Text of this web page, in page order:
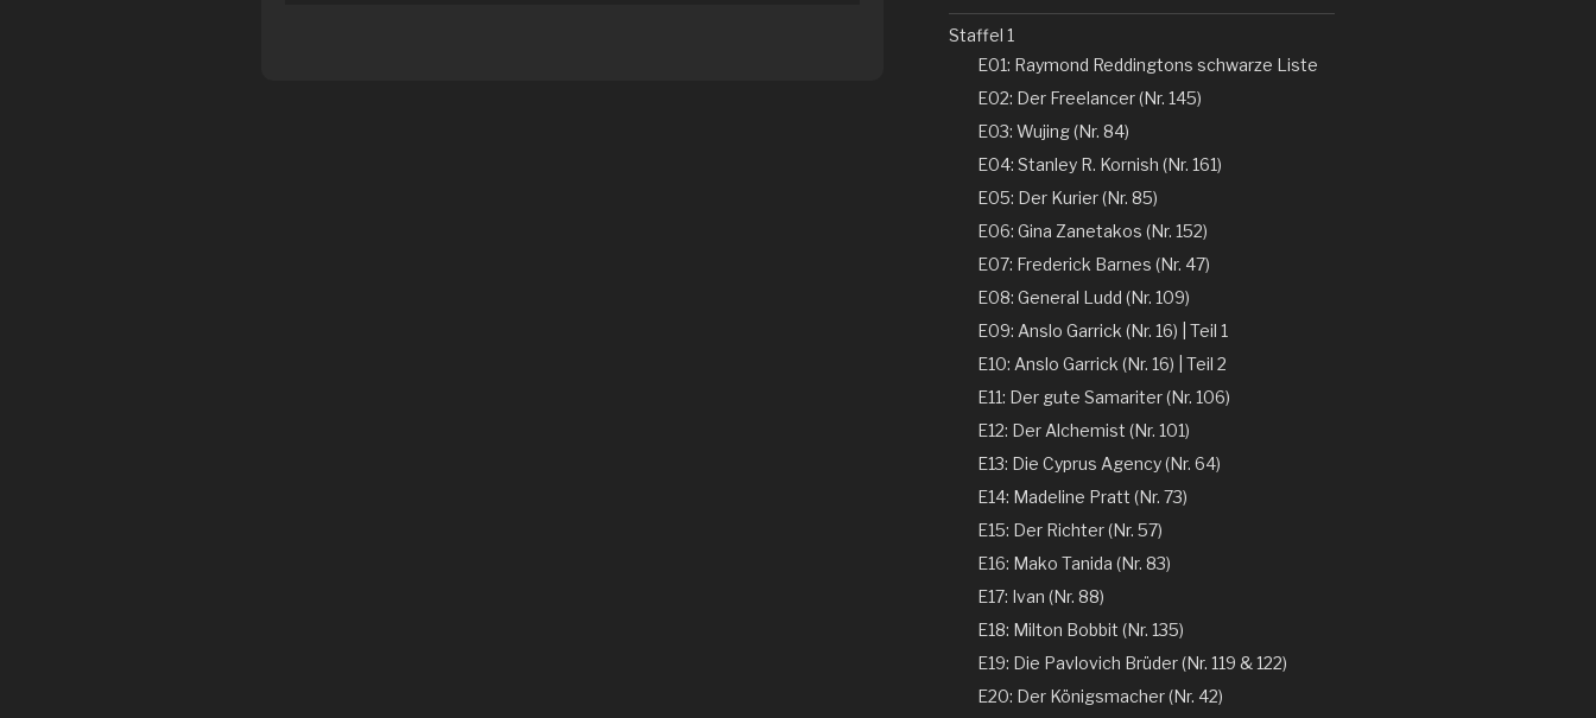
Staffel 1
E01: Raymond Reddingtons schwarze Liste
E02: Der Freelancer (Nr. 145)
E03: Wujing (Nr. 84)
E04: Stanley R. Kornish (Nr. 161)
E05: Der Kurier (Nr. 85)
E06: Gina Zanetakos (Nr. 152)
E07: Frederick Barnes (Nr. 47)
E08: General Ludd (Nr. 109)
E09: Anslo Garrick (Nr. 16) | Teil 1
E10: Anslo Garrick (Nr. 16) | Teil 2
E11: Der gute Samariter (Nr. 106)
E12: Der Alchemist (Nr. 101)
E13: Die Cyprus Agency (Nr. 64)
E14: Madeline Pratt (Nr. 73)
E15: Der Richter (Nr. 57)
E16: Mako Tanida (Nr. 83)
E17: Ivan (Nr. 88)
E18: Milton Bobbit (Nr. 135)
E19: Die Pavlovich Brüder (Nr. 119 & 122)
E20: Der Königsmacher (Nr. 42)